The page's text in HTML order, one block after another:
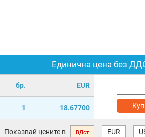
Единична цена без
бр. EUR
1 18.67700
Показвай цените в ВДст EUR